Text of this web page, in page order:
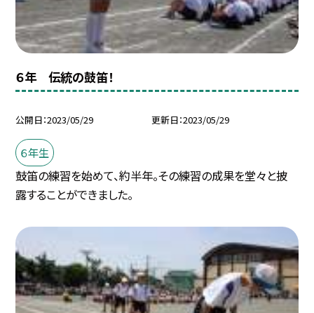
６年 伝統の鼓笛！
公開日 2023/05/29 更新日 2023/05/29
６年生
鼓笛の練習を始めて、約半年。その練習の成果を堂々と披
露することができました。